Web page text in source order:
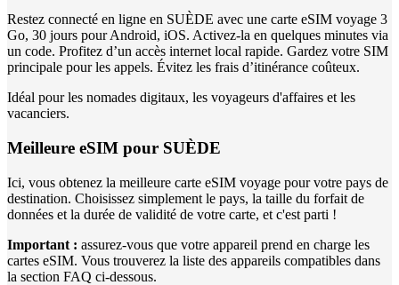
Restez connecté en ligne en SUÈDE avec une carte eSIM voyage 3
Go, 30 jours pour Android, iOS. Activez-la en quelques minutes via
un code. Profitez d’un accès internet local rapide. Gardez votre SIM
principale pour les appels. Évitez les frais d’itinérance coûteux.
Idéal pour les nomades digitaux, les voyageurs d'affaires et les
vacanciers.
Meilleure eSIM pour SUÈDE
Ici, vous obtenez la meilleure carte eSIM voyage pour votre pays de
destination. Choisissez simplement le pays, la taille du forfait de
données et la durée de validité de votre carte, et c'est parti !
Important : assurez-vous que votre appareil prend en charge les
cartes eSIM. Vous trouverez la liste des appareils compatibles dans
la section FAQ ci-dessous.